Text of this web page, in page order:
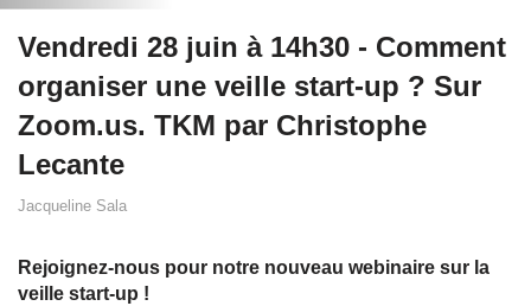
Vendredi 28 juin à 14h30 - Comment
organiser une veille start-up ? Sur
Zoom.us. TKM par Christophe
Lecante
Jacqueline Sala
Rejoignez-nous pour notre nouveau webinaire sur la
veille start-up !